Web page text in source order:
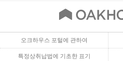
오크하우스 포털에 관하여
특정상취납법에 기초한 표기